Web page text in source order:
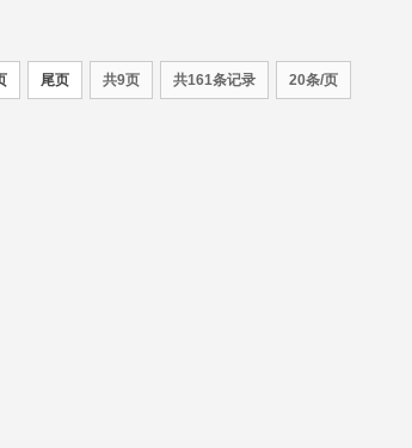
尾页 共9页 共161条记录 20条/页